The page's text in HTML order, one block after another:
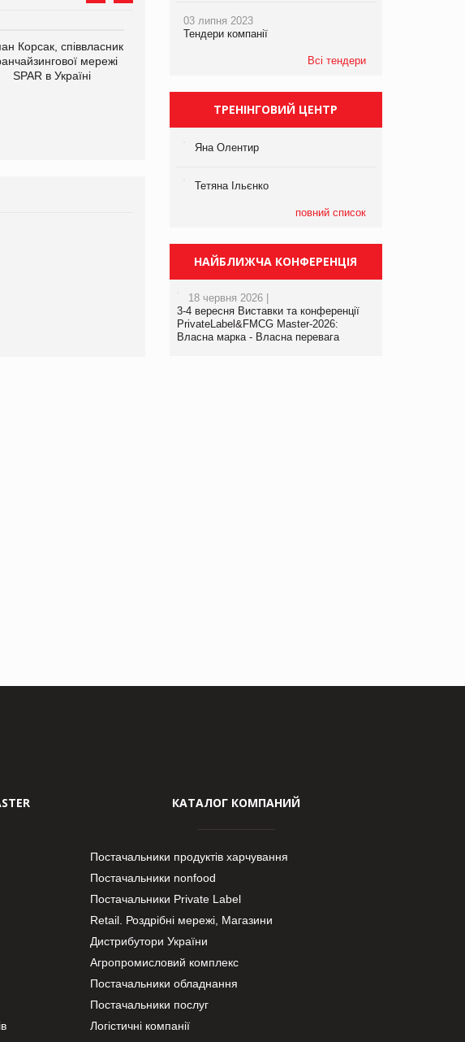
Корсак, співвласник
мережі
SPAR в Україні
виробництва
компанії «УкраМарин»
Брагина Людмила
Просування компанії на
www.trademaster.ua.
правила. Особливості.
03 липня 2023
Тендери компанії
Всі тендери
ТРЕНІНГОВИЙ ЦЕНТР
Яна Олентир
Тетяна Ільєнко
повний список
НАЙБЛИЖЧА КОНФЕРЕНЦІЯ
18 червня 2026 |
3-4 вересня Виставки та конференції
PrivateLabel&FMCG Master-2026:
Власна марка - Власна перевага
КАТАЛОГ КОМПАНИЙ
Постачальники продуктів харчування
Постачальники nonfood
Постачальники Private Label
Retail. Роздрібні мережі, Магазини
Дистрибутори України
Агропромисловий комплекс
Постачальники обладнання
Постачальники послуг
Логістичні компанії